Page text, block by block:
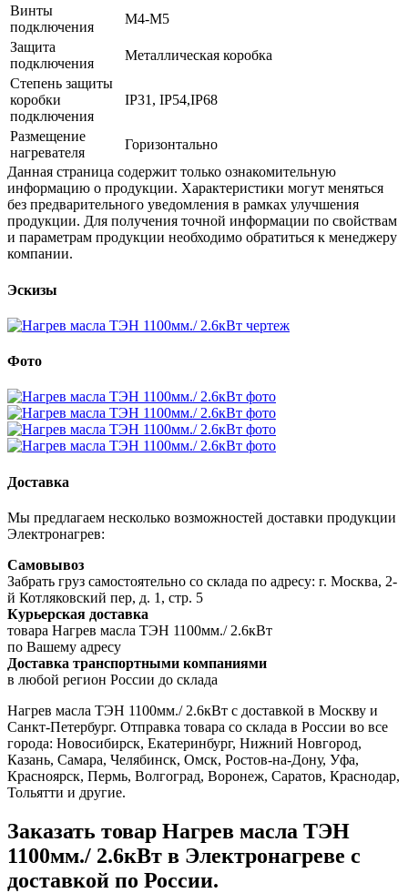
Винты
подключения
М4-М5
Защита
подключения
Металлическая коробка
Степень защиты
коробки
подключения
IP31, IP54,IP68
Размещение
нагревателя
Горизонтально
Данная страница содержит только ознакомительную
информацию о продукции. Характеристики могут меняться
без предварительного уведомления в рамках улучшения
продукции. Для получения точной информации по свойствам
и параметрам продукции необходимо обратиться к менеджеру
компании.
Эскизы
Фото
Доставка
Мы предлагаем несколько возможностей доставки продукции
Электронагрев:
Самовывоз
Забрать груз самостоятельно со склада по адресу: г. Москва, 2-
й Котляковский пер, д. 1, стр. 5
Курьерская доставка
товара Нагрев масла ТЭН 1100мм./ 2.6кВт
по Вашему адресу
Доставка транспортными компаниями
в любой регион России до склада
Нагрев масла ТЭН 1100мм./ 2.6кВт с доставкой в Москву и
Санкт-Петербург. Отправка товара со склада в России во все
города: Новосибирск, Екатеринбург, Нижний Новгород,
Казань, Самара, Челябинск, Омск, Ростов-на-Дону, Уфа,
Красноярск, Пермь, Волгоград, Воронеж, Саратов, Краснодар,
Тольятти и другие.
Заказать товар Нагрев масла ТЭН
1100мм./ 2.6кВт в Электронагреве с
доставкой по России.